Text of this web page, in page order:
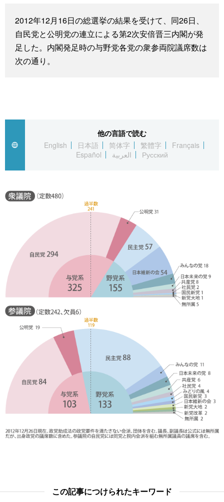
科学・技術
暮らし
Books
Cinema
People
東京
お知らせ
公式SNS
2012年12月16日の総選挙の結果を受けて、同26日、
自民党と公明党の連立による第2次安倍晋三内閣が発
足した。内閣発足時の与野党各党の衆参両院議席数は
次の通り。
他の言語で読む
English
日本語 简体字 繁體字
Français
Español
العربية Русский
この記事につけられたキーワード